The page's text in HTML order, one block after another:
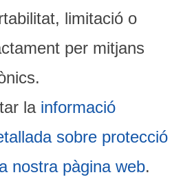
limitació o
per mitjans
la informació
sobre protecció
nostra pàgina web.